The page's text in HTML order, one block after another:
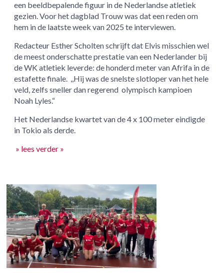
een beeldbepalende figuur in de Nederlandse atletiek
gezien. Voor het dagblad Trouw was dat een reden om
hem in de laatste week van 2025 te interviewen.
Redacteur Esther Scholten schrijft dat Elvis misschien wel
de meest onderschatte prestatie van een Nederlander bij
de WK atletiek leverde: de honderd meter van Afrifa in de
estafette finale. ,,Hij was de snelste slotloper van het hele
veld, zelfs sneller dan regerend olympisch kampioen
Noah Lyles.“
Het Nederlandse kwartet van de 4 x 100 meter eindigde
in Tokio als derde.
» lees verder »